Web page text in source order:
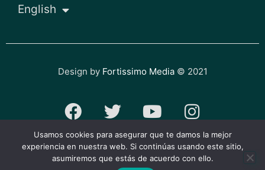
English
Design by Fortissimo Media© 2021
F
a
c
e
T
w
i
t
Y
o
u
t
I
n
s
t
Privacy policy and cookies
Usamos cookies para asegurar que te damos la mejor
experiencia en nuestra web. Si continúas usando este sitio,
asumiremos que estás de acuerdo con ello.